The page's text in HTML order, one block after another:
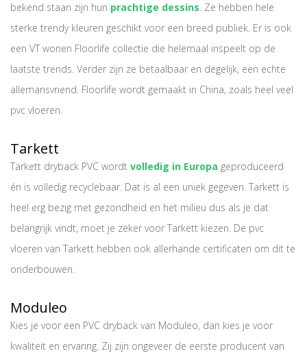
bekend staan zijn hun prachtige dessins. Ze hebben hele
sterke trendy kleuren geschikt voor een breed publiek. Er is ook
een VT wonen Floorlife collectie die helemaal inspeelt op de
laatste trends. Verder zijn ze betaalbaar en degelijk, een echte
allemansvriend. Floorlife wordt gemaakt in China, zoals heel veel
pvc vloeren.
Tarkett
Tarkett dryback PVC wordt volledig in Europa geproduceerd
én is volledig recyclebaar. Dat is al een uniek gegeven. Tarkett is
heel erg bezig met gezondheid en het milieu dus als je dat
belangrijk vindt, moet je zeker voor Tarkett kiezen. De pvc
vloeren van Tarkett hebben ook allerhande certificaten om dit te
onderbouwen.
Moduleo
Kies je voor een PVC dryback van Moduleo, dan kies je voor
kwaliteit en ervaring. Zij zijn ongeveer de eerste producent van